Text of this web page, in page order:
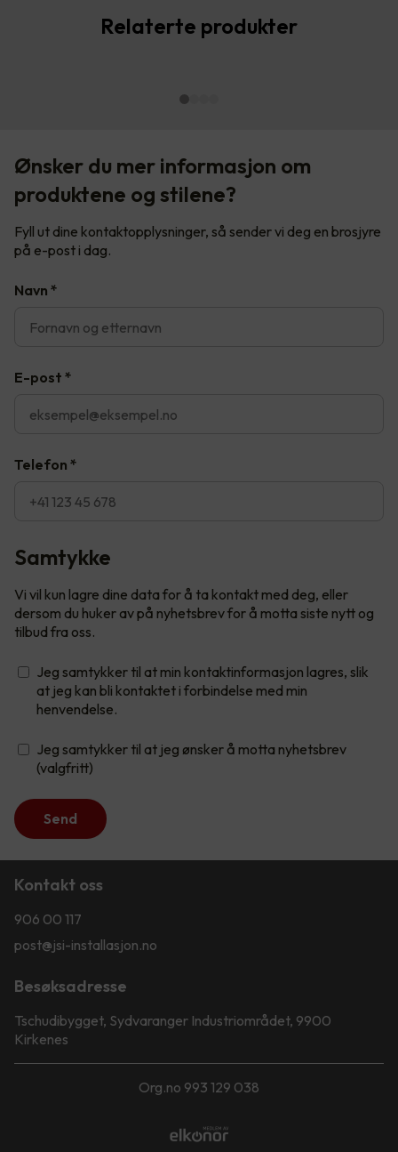
Relaterte produkter
Ønsker du mer informasjon om
produktene og stilene?
Fyll ut dine kontaktopplysninger, så sender vi deg en brosjyre
på e-post i dag.
Navn *
E-post *
Telefon *
Samtykke
Vi vil kun lagre dine data for å ta kontakt med deg, eller
dersom du huker av på nyhetsbrev for å motta siste nytt og
tilbud fra oss.
Jeg samtykker til at min kontaktinformasjon lagres, slik
at jeg kan bli kontaktet i forbindelse med min
henvendelse.
Jeg samtykker til at jeg ønsker å motta nyhetsbrev
(valgfritt)
Send
Kontakt oss
906 00 117
post@jsi-installasjon.no
Besøksadresse
Tschudibygget, Sydvaranger Industriområdet, 9900
Kirkenes
Org.no 993 129 038